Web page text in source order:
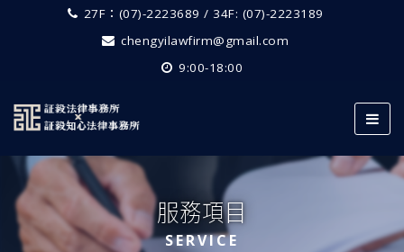
27F：(07)-2223689 / 34F: (07)-2223189
chengyilawfirm@gmail.com
9:00-18:00
服務項目
SERVICE